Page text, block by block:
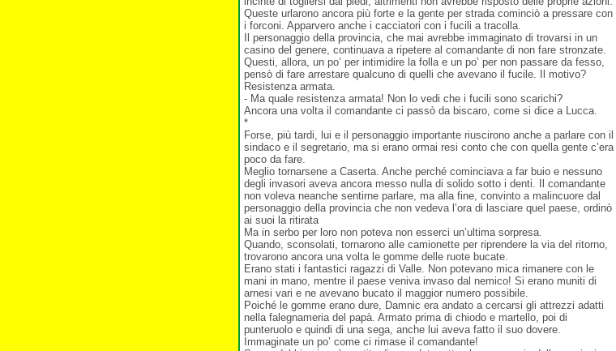
Queste urlarono ancora più forte e la gente per strada cominciò a pressare con
i forconi. Apparvero anche i cacciatori con i fucili a tracolla.
Il personaggio della provincia, che mai avrebbe immaginato di trovarsi in un
casino del genere, continuava a ripetere al comandante di non fare stronzate.
Questi, allora, un po’ per intimidire la folla e un po’ per non passare da fesso,
pensò di fare arrestare qualcuno di quelli che avevano il fucile. Il motivo?
Resistenza armata.
- Ma quale resistenza armata! Non lo vedi che i fucili sono scarichi?
Ancora una volta il comandante ci passò da biscaro, come si dice a Lucca.
*
Forse, più tardi, lui e il personaggio importante riuscirono anche a parlare con il
sindaco e il segretario, ma si erano ormai resi conto che con quella gente c’era
poco da fare.
Meglio tornarsene a Caserta. Anche perché cominciava a far buio e nessuno
degli invasori aveva ancora messo nulla di solido sotto i denti. Il comandante
non voleva neanche sentirne parlare, ma alla fine, convinto a malincuore dal
personaggio della provincia che non vedeva l’ora di lasciare quel paese, ordinò
ai suoi la ritirata
Ma in serbo per loro non poteva non esserci un’ultima sorpresa.
Quando, sconsolati, tornarono alle camionette per riprendere la via del ritorno,
trovarono ancora una volta le gomme delle ruote bucate.
Erano stati i fantastici ragazzi di Valle. Non potevano mica rimanere con le
mani in mano, mentre il paese veniva invaso dal nemico! Si erano muniti di
arnesi vari e ne avevano bucato il maggior numero possibile.
Poiché le gomme erano dure, Damnic era andato a cercarsi gli attrezzi adatti
nella falegnameria del papà. Armato prima di chiodo e martello, poi di
punteruolo e quindi di una sega, anche lui aveva fatto il suo dovere.
Immaginate un po’ come ci rimase il comandante!